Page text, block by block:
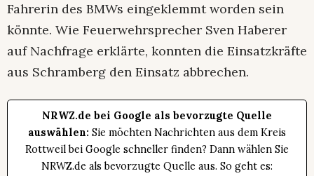
Fahrerin des BMWs eingeklemmt worden sein
könnte. Wie Feuerwehrsprecher Sven Haberer
auf Nachfrage erklärte, konnten die Einsatzkräfte
aus Schramberg den Einsatz abbrechen.
NRWZ.de bei Google als bevorzugte Quelle
auswählen: Sie möchten Nachrichten aus dem Kreis
Rottweil bei Google schneller finden? Dann wählen Sie
NRWZ.de als bevorzugte Quelle aus. So geht es: